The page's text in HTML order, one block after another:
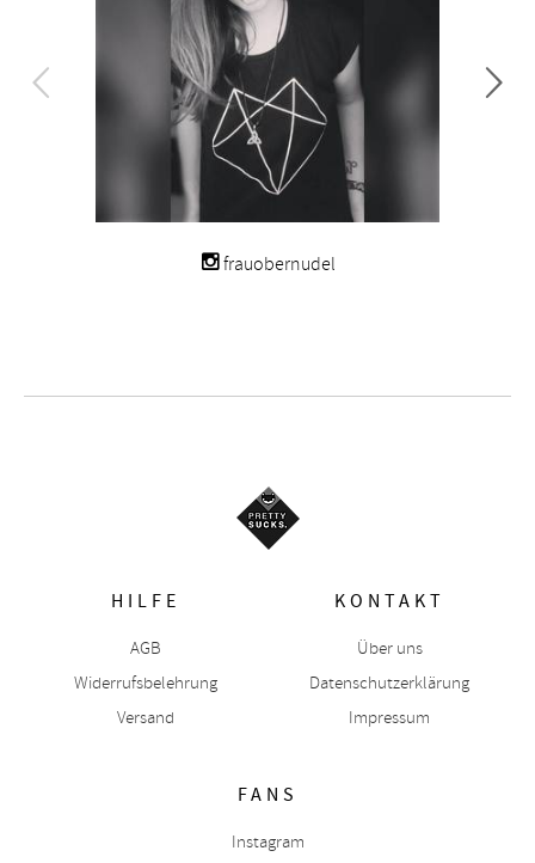
frauobernudel
HILFE
AGB
Widerrufsbelehrung
Versand
KONTAKT
Über uns
Datenschutzerklärung
Impressum
FANS
Instagram